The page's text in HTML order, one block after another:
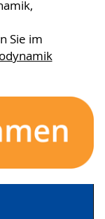
Sie im